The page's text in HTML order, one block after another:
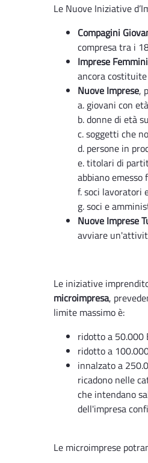
Le Nuove Iniziative
Compagini
compresa tra i
Imprese
ancora
Nuove Imprese,
a. giovani con
b. donne di età
c. soggetti che
d. persone in
e. titolari di
abbiano
f. soci lavoratori
g. soci e
Nuove Imprese
avviare
Le iniziative
microimpresa,
limite massimo è:
ridotto a 50.000
ridotto a
innalzato a
ricadono nelle
che intendano
dell'impresa
Le microimprese